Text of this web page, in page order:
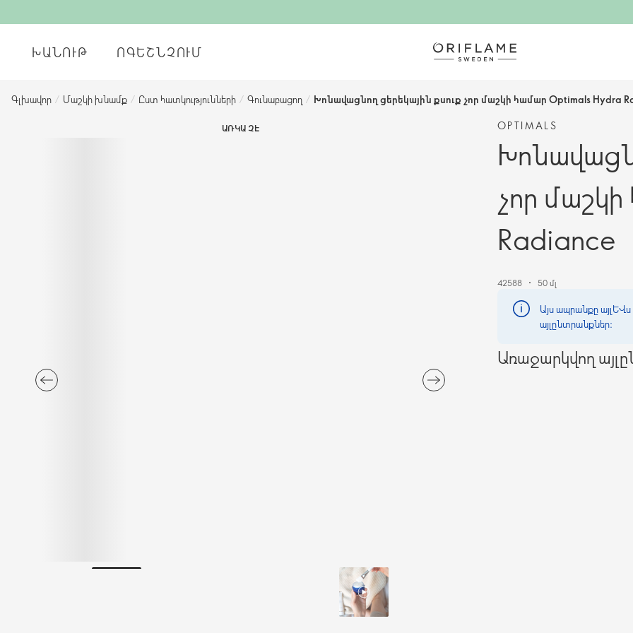
ԽԱՆՈՒԹ ՈԳԵՇՆՉՈՒՄ
Գլխավոր / Մաշկի խնամք / Ըստ հատկությունների / Գունաբացող / Խոնավացնող ցերեկային քսուք չոր մաշկի համար Optimals Hydra
ԱՌԿԱ ՉԷ OPTIMALS
չոր
Radiance
42588 50 մլ
Այս ապրանքը այլևս
այլընտրանքներ։
Առաջարկվող